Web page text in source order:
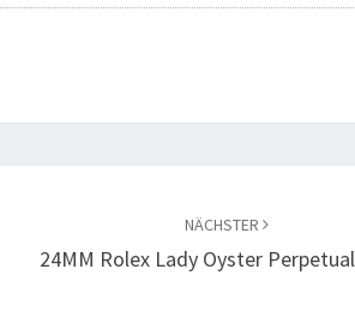
NÄCHSTER
24MM Rolex Lady Oyster